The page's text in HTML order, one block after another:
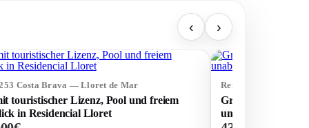
‹ ›
Costa Brava — Lloret de Mar
touristischer Lizenz, Pool und freiem
in Residencial Lloret
Ref: 74602 Costa
Großes
unabhängigen